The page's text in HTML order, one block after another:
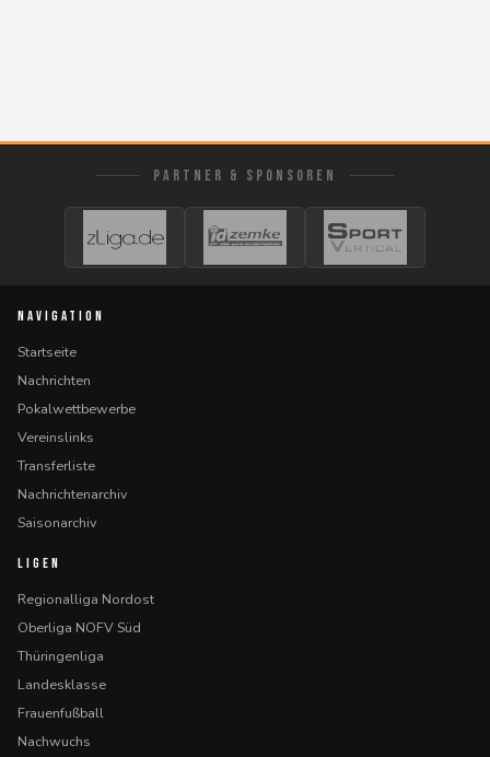
PARTNER & SPONSOREN
NAVIGATION
Startseite
Nachrichten
Pokalwettbewerbe
Vereinslinks
Transferliste
Nachrichtenarchiv
Saisonarchiv
LIGEN
Regionalliga Nordost
Oberliga NOFV Süd
Thüringenliga
Landesklasse
Frauenfußball
Nachwuchs